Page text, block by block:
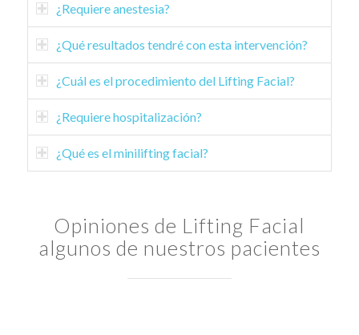
¿Requiere anestesia?
¿Qué resultados tendré con esta intervención?
¿Cuál es el procedimiento del Lifting Facial?
¿Requiere hospitalización?
¿Qué es el minilifting facial?
Opiniones de Lifting Facial
algunos de nuestros pacientes